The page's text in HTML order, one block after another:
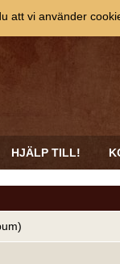
HJÄLP TILL!
att vi använder